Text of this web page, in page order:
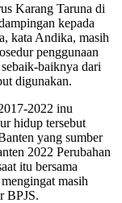
Karang Taruna di
kepada
kata Andika, masih
penggunaan
baiknya dari
digunakan.
2022 inu
hidup tersebut
yang sumber
2022 Perubahan
itu bersama
masih
BPJS.